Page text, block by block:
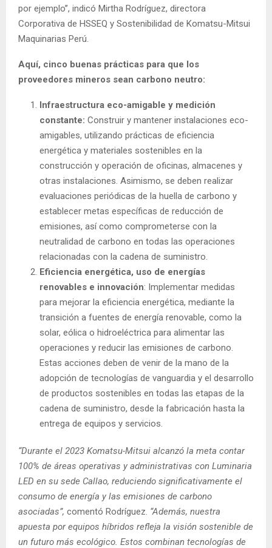
por ejemplo’’, indicó Mirtha Rodríguez, directora
Corporativa de HSSEQ y Sostenibilidad de Komatsu-Mitsui
Maquinarias Perú.
Aquí, cinco buenas prácticas para que los
proveedores mineros sean carbono neutro:
Infraestructura eco-amigable y medición
constante: Construir y mantener instalaciones eco-
amigables, utilizando prácticas de eficiencia
energética y materiales sostenibles en la
construcción y operación de oficinas, almacenes y
otras instalaciones. Asimismo, se deben realizar
evaluaciones periódicas de la huella de carbono y
establecer metas específicas de reducción de
emisiones, así como comprometerse con la
neutralidad de carbono en todas las operaciones
relacionadas con la cadena de suministro.
Eficiencia energética, uso de energías
renovables e innovación: Implementar medidas
para mejorar la eficiencia energética, mediante la
transición a fuentes de energía renovable, como la
solar, eólica o hidroeléctrica para alimentar las
operaciones y reducir las emisiones de carbono.
Estas acciones deben de venir de la mano de la
adopción de tecnologías de vanguardia y el desarrollo
de productos sostenibles en todas las etapas de la
cadena de suministro, desde la fabricación hasta la
entrega de equipos y servicios.
“Durante el 2023 Komatsu-Mitsui alcanzó la meta contar
100% de áreas operativas y administrativas con Luminaria
LED en su sede Callao, reduciendo significativamente el
consumo de energía y las emisiones de carbono
asociadas”, comentó Rodríguez. “Además, nuestra
apuesta por equipos híbridos refleja la visión sostenible de
un futuro más ecológico. Estos combinan tecnologías de